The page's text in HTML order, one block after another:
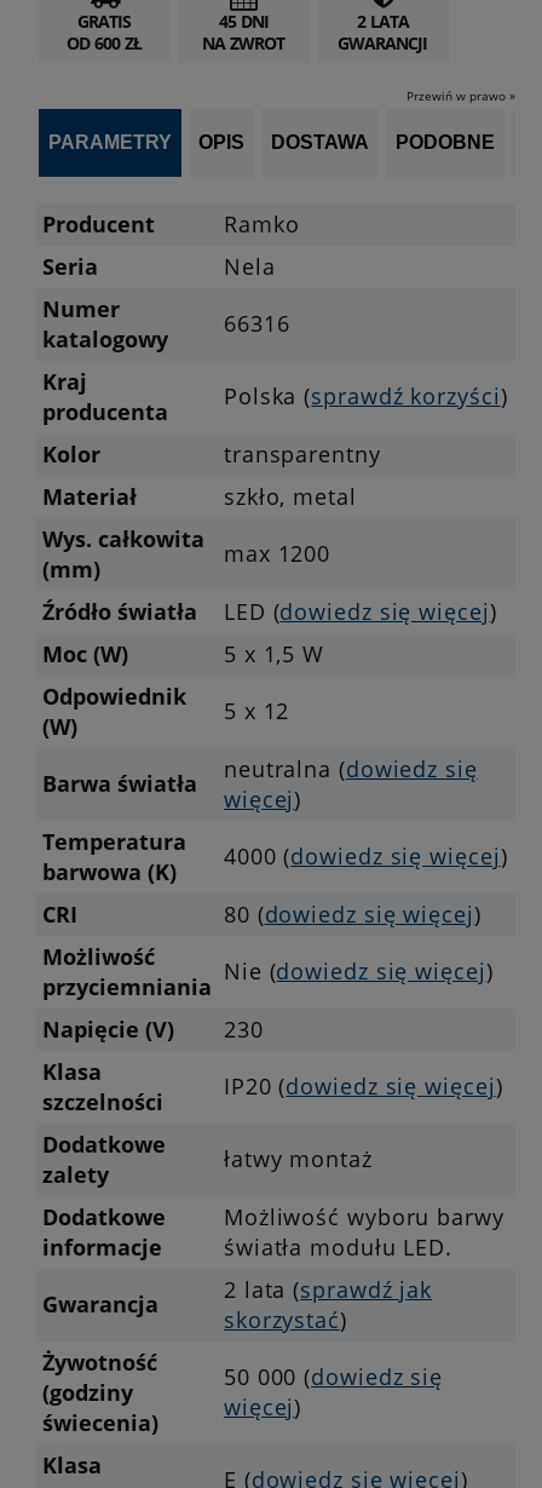
GRATIS
OD 600 ZŁ
45 DNI
NA ZWROT
2 LATA
GWARANCJI
Przewiń w prawo »
PARAMETRY OPIS DOSTAWA PODOBNE
Producent
Ramko
Seria
Nela
Numer
katalogowy
66316
Kraj
producenta
Polska (sprawdź korzyści)
Kolor
transparentny
Materiał
szkło, metal
Wys. całkowita
(mm)
max 1200
Źródło światła
LED (dowiedz się więcej)
Moc (W)
5 x 1,5 W
Odpowiednik
(W)
5 x 12
Barwa światła neutralna (dowiedz się
więcej)
Temperatura
barwowa (K)
4000 (dowiedz się więcej)
CRI
80 (dowiedz się więcej)
Możliwość
przyciemniania
Nie (dowiedz się więcej)
Napięcie (V)
230
Klasa
szczelności
IP20 (dowiedz się więcej)
Dodatkowe
zalety
łatwy montaż
Dodatkowe
informacje
Możliwość wyboru barwy
światła modułu LED.
Gwarancja
2 lata (sprawdź jak
skorzystać)
Żywotność
(godziny
świecenia)
50 000 (dowiedz się
więcej)
Klasa
E (dowiedz się więcej)